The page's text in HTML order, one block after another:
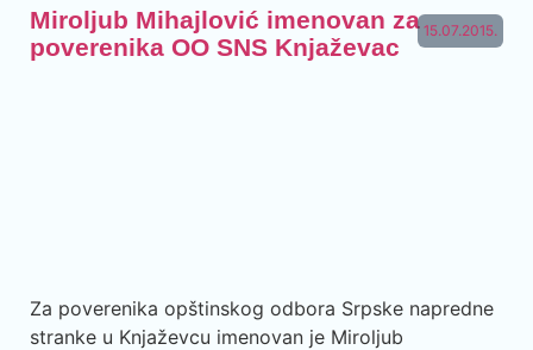
15.07.2015.
Miroljub Mihajlović imenovan za
poverenika OO SNS Knjaževac
Za poverenika opštinskog odbora Srpske napredne
stranke u Knjaževcu imenovan je Miroljub